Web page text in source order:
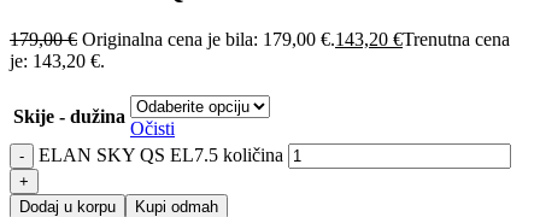
179,00€ Originalna cena je bila: 179,00 €.143,20 €Trenutna cena
je: 143,20 €.
Skije - dužina
Očisti
ELAN SKY QS EL7.5 količina
Dodaj u korpu Kupi odmah